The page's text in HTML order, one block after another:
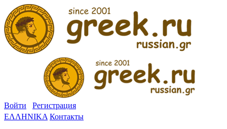
Войти
Регистрация
ΕΛΛΗΝΙΚΑ Контакты